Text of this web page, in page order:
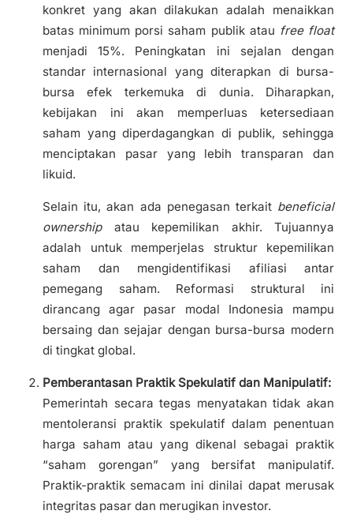
konkret yang akan dilakukan adalah menaikkan
batas minimum porsi saham publik atau free float
menjadi 15%. Peningkatan ini sejalan dengan
standar internasional yang diterapkan di bursa-
bursa efek terkemuka di dunia. Diharapkan,
kebijakan ini akan memperluas ketersediaan
saham yang diperdagangkan di publik, sehingga
menciptakan pasar yang lebih transparan dan
likuid.
Selain itu, akan ada penegasan terkait beneficial
ownershipatau kepemilikan akhir. Tujuannya
adalah untuk memperjelas struktur kepemilikan
saham dan mengidentifikasi afiliasi antar
pemegang saham. Reformasi struktural ini
dirancang agar pasar modal Indonesia mampu
bersaing dan sejajar dengan bursa-bursa modern
di tingkat global.
Pemberantasan Praktik Spekulatif dan Manipulatif:
Pemerintah secara tegas menyatakan tidak akan
mentoleransi praktik spekulatif dalam penentuan
harga saham atau yang dikenal sebagai praktik
“saham gorengan” yang bersifat manipulatif.
Praktik-praktik semacam ini dinilai dapat merusak
integritas pasar dan merugikan investor.